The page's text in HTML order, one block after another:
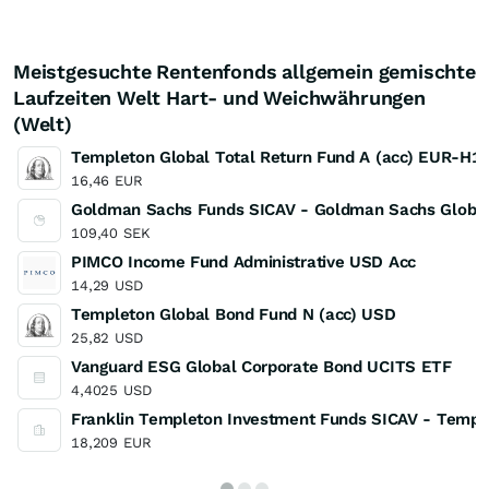
Meistgesuchte Rentenfonds allgemein gemischte
Laufzeiten Welt Hart- und Weichwährungen
(Welt)
Templeton Global Total Return Fund A (acc) EUR-H1
16,46 EUR
Goldman Sachs Funds SICAV - Goldman Sachs
109,40 SEK
PIMCO Income Fund Administrative USD Acc
14,29 USD
Templeton Global Bond Fund N (acc) USD
25,82 USD
Vanguard ESG Global Corporate Bond UCITS ETF
4,4025 USD
Franklin Templeton Investment Funds SICAV -
18,209 EUR